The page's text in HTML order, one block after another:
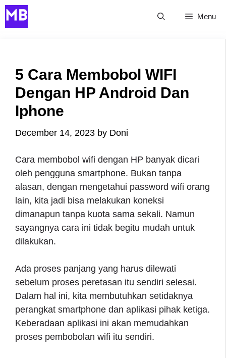
Skip
to
Menu
5 Cara Membobol WIFI
Dengan HP Android Dan
Iphone
December 14, 2023 by Doni
Cara membobol wifi dengan HP banyak dicari
oleh pengguna smartphone. Bukan tanpa
alasan, dengan mengetahui password wifi orang
lain, kita jadi bisa melakukan koneksi
dimanapun tanpa kuota sama sekali. Namun
sayangnya cara ini tidak begitu mudah untuk
dilakukan.
Ada proses panjang yang harus dilewati
sebelum proses peretasan itu sendiri selesai.
Dalam hal ini, kita membutuhkan setidaknya
perangkat smartphone dan aplikasi pihak ketiga.
Keberadaan aplikasi ini akan memudahkan
proses pembobolan wifi itu sendiri.